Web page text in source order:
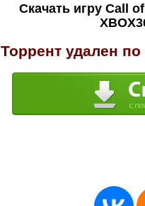
Скачать игру Call
Торрент удален